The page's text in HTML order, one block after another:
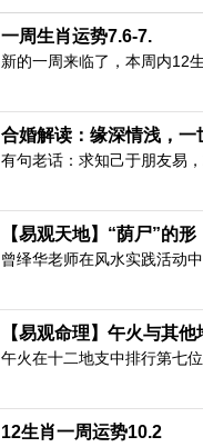
得到晋升。在国家单位
小康生活。财运方面出
运不可挡。婚恋方面，
很多计划都会进展得比
肖鼠
猴年为三大合太岁的
运势非常理想。同时，
获的一年。因逢三合贵
缘年，应抓紧时机解决
，要注意物极必反，行
有凶星入宫，对原本良
要化去凶星的不利影响
岁丙申年形成子申半
，所以生肖鼠在2016
一周生肖运势7.6-7.
新的一周来临了，本周内12
合婚解读：缘深情浅，一
有句老话：求知己于朋友易
【易观天地】“荫尸”的形
曾绎华老师在风水实践活动
【易观命理】午火与其他
午火在十二地支中排行第七
12生肖一周运势10.2